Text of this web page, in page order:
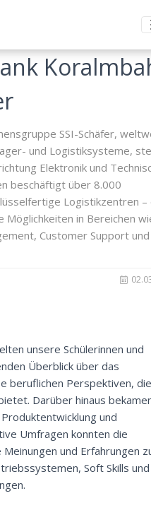
SSI-Schäfer,
und Logistiksysteme,
Elektronik und
beschäftigt über 8.000
Logistikzentren –
in Bereichen
Customer Support und
unsere Schülerinnen und
Überblick über das
beruflichen Perspektiven, die
Darüber hinaus
und
Umfragen konnten die
und Erfahrungen
Soft Skills und